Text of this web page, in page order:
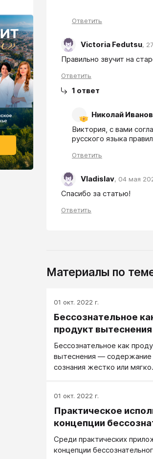
Ответить
Victoria Fedutsu,
Правильно звучит на
Ответить
1 ответ
Николай
Виктория, с вами
русского языка
Ответить
Vladislav, 04 мая
Спасибо за статью!
Ответить
Материалы по
01 окт. 2022 г.
Бессознательное
продукт вытеснения
Бессознательное как
вытеснения — содержание
сознания жестко или мягко
01 окт. 2022 г.
Практическое
концепции
Среди практических
концепции